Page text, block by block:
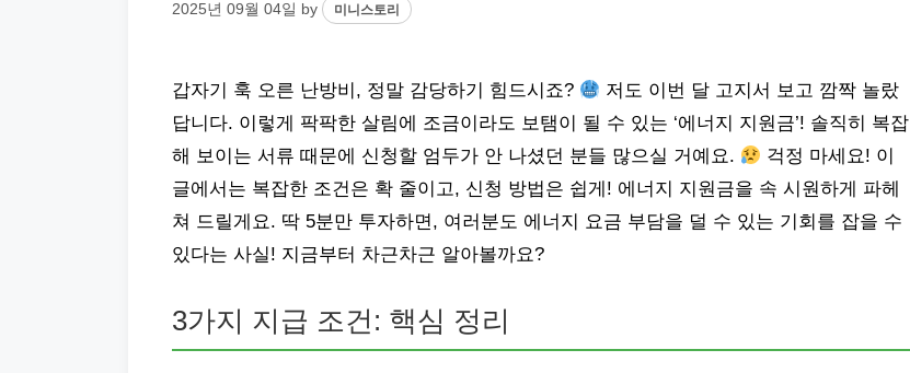
2025년 09월 04일 by 미니스토리
갑자기 훅 오른 난방비, 정말 감당하기 힘드시죠?
저도 이번 달 고지서 보고 깜짝 놀랐
답니다. 이렇게 팍팍한 살림에 조금이라도 보탬이 될 수 있는 ‘에너지 지원금’! 솔직히 복잡
해 보이는 서류 때문에 신청할 엄두가 안 나셨던 분들 많으실 거예요.
걱정 마세요! 이
글에서는 복잡한 조건은 확 줄이고, 신청 방법은 쉽게! 에너지 지원금을 속 시원하게 파헤
쳐 드릴게요. 딱 5분만 투자하면, 여러분도 에너지 요금 부담을 덜 수 있는 기회를 잡을 수
있다는 사실! 지금부터 차근차근 알아볼까요?
3가지 지급 조건: 핵심 정리